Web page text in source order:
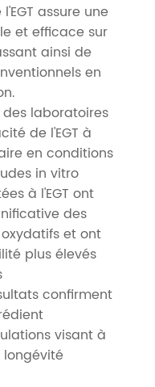
assure une
et efficace sur
ainsi de
en
laboratoires
de l'EGT à
en conditions
in vitro
à l'EGT ont
des
et ont
plus élevés
confirment
visant à